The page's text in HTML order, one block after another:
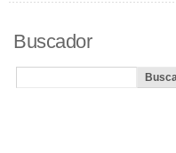
Buscador